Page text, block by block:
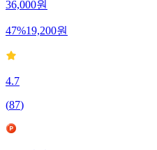
36,000원
47%19,200원
4.7
(87)